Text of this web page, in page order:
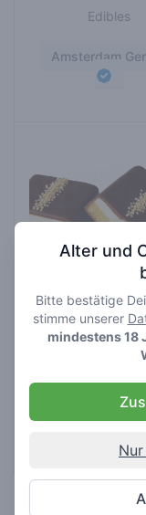
Edibles
Amsterdam
Fatkids
Amsterdam
Alter und
Bitte bestätige
stimme unserer
mindestens 18